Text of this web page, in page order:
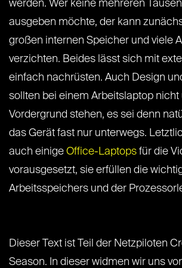
werden. Wer keine mehreren
ausgeben möchte, der kann
großen internen Speicher und viele
verzichten. Beides lässt sich mit
einfach nachrüsten. Auch Design
sollten bei einem Arbeitslaptop nicht
Vordergrund stehen, es sei denn
das Gerät fast nur unterwegs.
auch einige Office-Laptops für die
vorausgesetzt, sie erfüllen die
Arbeitsspeichers und der
Dieser Text ist Teil der Netzpiloten
Season. In dieser widmen wir uns